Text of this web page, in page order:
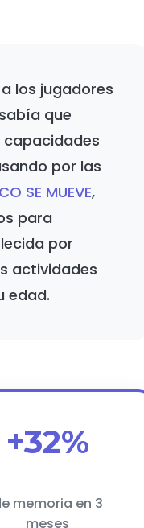
los jugadores
que
capacidades
por las
SE MUEVE,
para
por
actividades
edad.
+32%
memoria en 3
meses